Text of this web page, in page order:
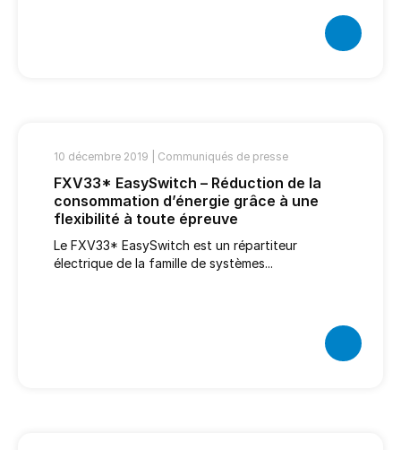
10 décembre 2019 | Communiqués de presse
FXV33* EasySwitch – Réduction de la
consommation d’énergie grâce à une
flexibilité à toute épreuve
Le FXV33* EasySwitch est un répartiteur
électrique de la famille de systèmes...